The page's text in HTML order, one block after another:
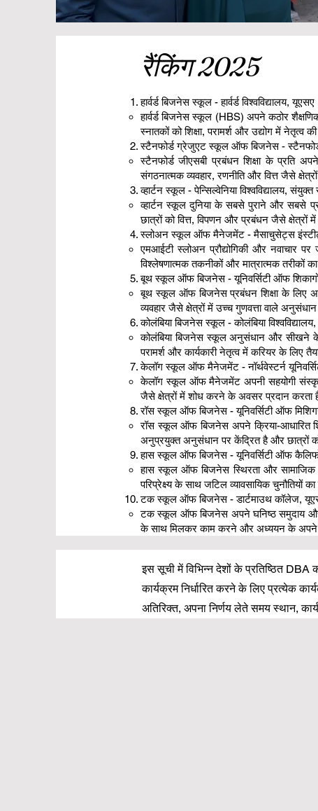
रैंकिंग 2025
हार्वर्ड बिजनेस स्कूल - हार्वर्ड विश्वविद्यालय, यूएसए
हार्वर्ड बिजनेस स्कूल (HBS) अपने कठोर
स्नातकों को शिक्षा, परामर्श और उद्योग में नेतृत्व
स्टैनफोर्ड ग्रेजुएट स्कूल ऑफ बिजनेस - स्टैनफोर्ड
स्टैनफोर्ड जीएसबी प्रबंधन शिक्षा के प्रति
संगठनात्मक व्यवहार, रणनीति और वित्त जैसे
व्हार्टन स्कूल - पेन्सिल्वेनिया विश्वविद्यालय,
व्हार्टन स्कूल दुनिया के सबसे पुराने और सबसे
छात्रों को वित्त, विपणन और प्रबंधन जैसे क्षेत्रों
स्लोअन स्कूल ऑफ मैनेजमेंट - मैसाचुसेट्स
एमआईटी स्लोअन प्रौद्योगिकी और नवाचार
विश्लेषणात्मक तकनीकों और मात्रात्मक तरीकों
बूथ स्कूल ऑफ बिजनेस - यूनिवर्सिटी ऑफ
बूथ स्कूल ऑफ बिजनेस प्रबंधन शिक्षा के लिए
व्यवहार जैसे क्षेत्रों में उच्च गुणवत्ता वाले
कोलंबिया बिजनेस स्कूल - कोलंबिया
कोलंबिया बिजनेस स्कूल अनुसंधान और सीखने के
परामर्श और कार्यकारी नेतृत्व में करियर के लिए
केलॉग स्कूल ऑफ मैनेजमेंट - नॉर्थवेस्टर्न
केलॉग स्कूल ऑफ मैनेजमेंट अपनी सहयोगी संस्कृति
जैसे क्षेत्रों में शोध करने के अवसर प्रदान करता
रॉस स्कूल ऑफ बिजनेस - यूनिवर्सिटी ऑफ
रॉस स्कूल ऑफ बिजनेस अपने क्रिया-आधारित
अनुप्रयुक्त अनुसंधान पर केंद्रित है और छात्रों को
हास स्कूल ऑफ बिजनेस - यूनिवर्सिटी ऑफ
हास स्कूल ऑफ बिजनेस स्थिरता और सामाजिक
परिप्रेक्ष्य के साथ जटिल व्यावसायिक चुनौतियों
टक स्कूल ऑफ बिजनेस - डार्टमाउथ कॉलेज,
टक स्कूल ऑफ बिजनेस अपने घनिष्ठ समुदाय और
के साथ मिलकर काम करने और अध्ययन के अपने
इस सूची में विभिन्न देशों के प्रतिष्ठित
कार्यक्रम निर्धारित करने के लिए प्रत्येक
अतिरिक्त, अपना निर्णय लेते समय स्थान,